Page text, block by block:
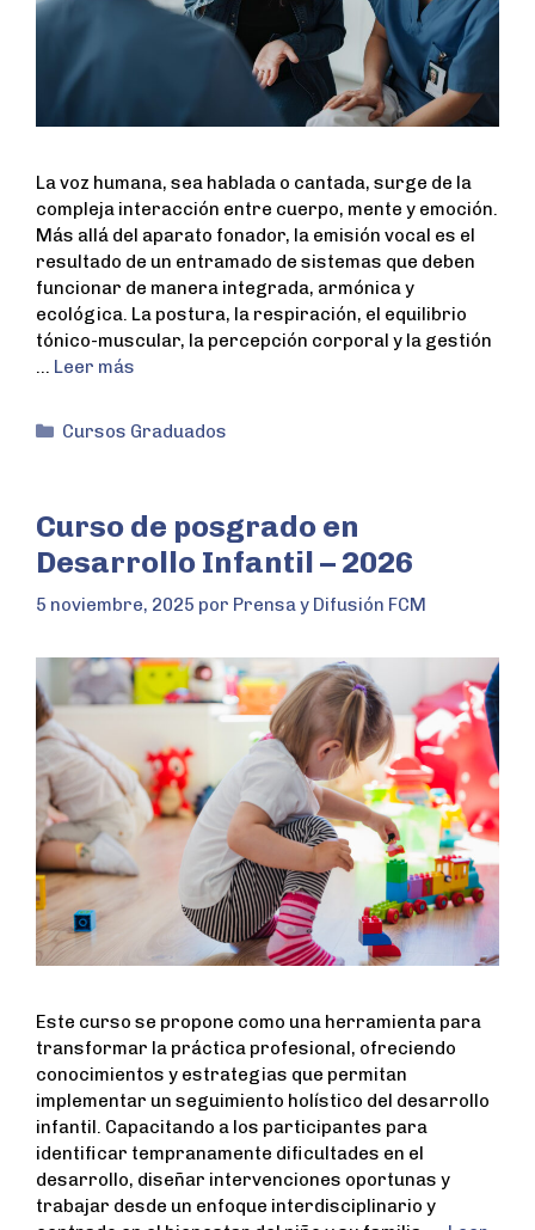
La voz humana, sea hablada o cantada, surge de la
compleja interacción entre cuerpo, mente y emoción.
Más allá del aparato fonador, la emisión vocal es el
resultado de un entramado de sistemas que deben
funcionar de manera integrada, armónica y
ecológica. La postura, la respiración, el equilibrio
tónico-muscular, la percepción corporal y la gestión
… Leer más
Cursos Graduados
Curso de posgrado en
Desarrollo Infantil – 2026
5 noviembre, 2025 por Prensa y Difusión FCM
Este curso se propone como una herramienta para
transformar la práctica profesional, ofreciendo
conocimientos y estrategias que permitan
implementar un seguimiento holístico del desarrollo
infantil. Capacitando a los participantes para
identificar tempranamente dificultades en el
desarrollo, diseñar intervenciones oportunas y
trabajar desde un enfoque interdisciplinario y